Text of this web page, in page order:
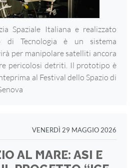
Spaziale Italiana e realizzato
di Tecnologia è un sistema
per manipolare satelliti ancora
pericolosi detriti. Il prototipo è
al Festival dello Spazio di
VENERDÌ 29 MAGGIO 2026
AL MARE: ASI E